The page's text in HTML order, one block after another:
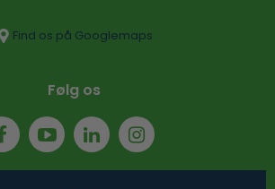
Find os på Googlemaps
Følg os